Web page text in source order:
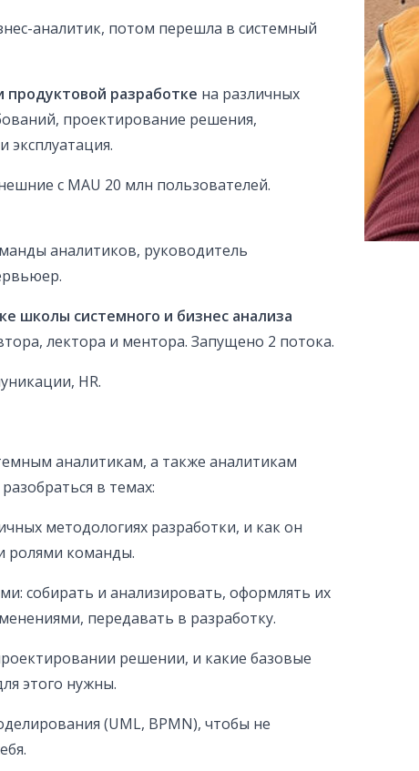
аналитик, потом перешла в системный
продуктовой разработке на различных
проектирование решения,
эксплуатация.
с MAU 20 млн пользователей.
аналитиков, руководитель
школы системного и бизнес анализа
лектора и ментора. Запущено 2 потока.
HR.
аналитикам, а также аналитикам
в темах:
методологиях разработки, и как он
ролями команды.
собирать и анализировать, оформлять их
передавать в разработку.
решении, и какие базовые
этого нужны.
(UML, BPMN), чтобы не